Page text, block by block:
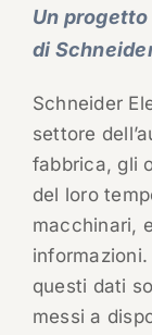
Un
di
Schneider
settore
fabbrica, gli
del loro
macchinari,
questi dati
messi a